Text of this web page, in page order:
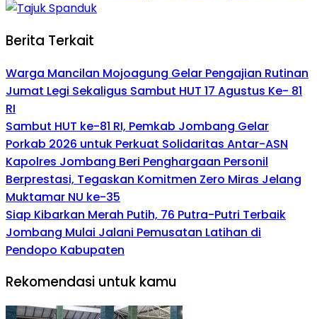
Berita Terkait
Warga Mancilan Mojoagung Gelar Pengajian Rutinan
Jumat Legi Sekaligus Sambut HUT 17 Agustus Ke- 81
RI
Sambut HUT ke-81 RI, Pemkab Jombang Gelar
Porkab 2026 untuk Perkuat Solidaritas Antar-ASN
Kapolres Jombang Beri Penghargaan Personil
Berprestasi, Tegaskan Komitmen Zero Miras Jelang
Muktamar NU ke-35
Siap Kibarkan Merah Putih, 76 Putra-Putri Terbaik
Jombang Mulai Jalani Pemusatan Latihan di
Pendopo Kabupaten
Rekomendasi untuk kamu